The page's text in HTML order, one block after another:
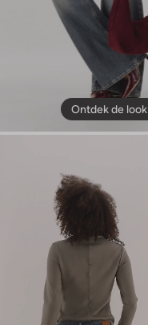
Ontdek de look